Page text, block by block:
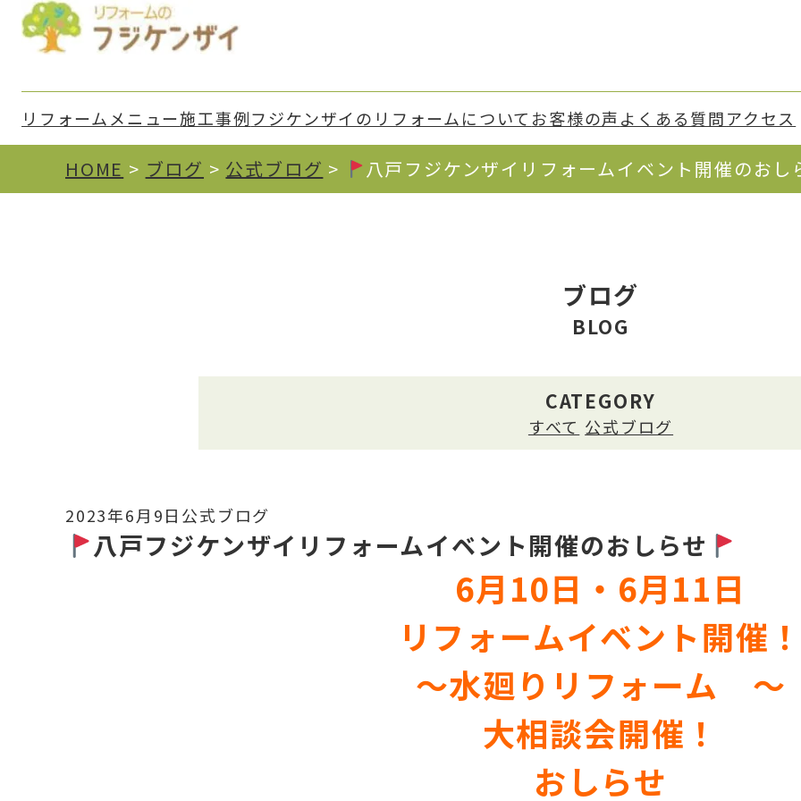
リフォームメニュー施⼯事例フジケンザイのリフォームについて お客様の声よくある質問アクセス
HOME > ブログ > 公式ブログ > 八戸フジケンザイリフォームイベント開催のおし
ブログ
BLOG
CATEGORY
すべて 公式ブログ
2023年6月9日 公式ブログ
八戸フジケンザイリフォームイベント開催のおしらせ
6月10日・6月11日
リフォームイベント開催
～水廻りリフォーム ～
大相談会開催！
おしらせ